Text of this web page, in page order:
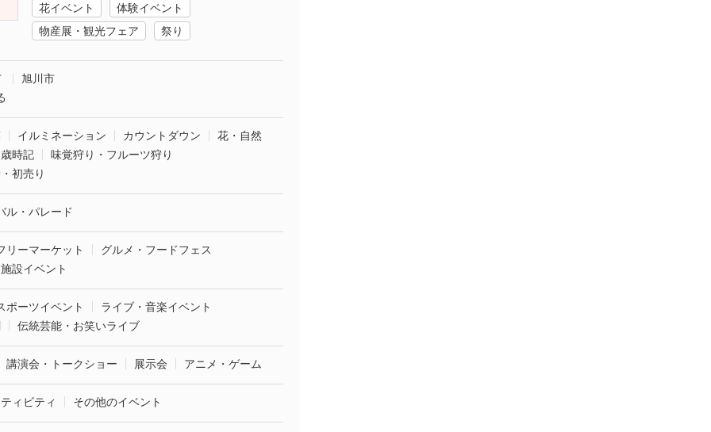
花イベント
体験イベント
物産展・観光フェア
祭り
旭川市
イルミネーション カウントダウン
花・自然
時記
味覚狩り・フルーツ狩り
初売り
ル・パレード
リーマーケット
グルメ・フードフェス
設イベント
ポーツイベント
ライブ・音楽イベント
伝統芸能・お笑いライブ
講演会・トークショー 展示会 アニメ・ゲーム
ィビティ その他のイベント